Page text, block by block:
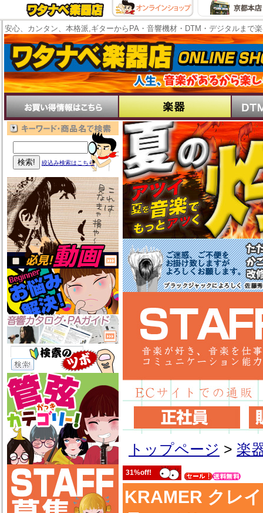
安心、カンタン、本格派,ギターからPA・音響機材・DTM・デジタルまで
絞込み検索はこちら
トップページ > 楽
31%off!
KRAMER クレ